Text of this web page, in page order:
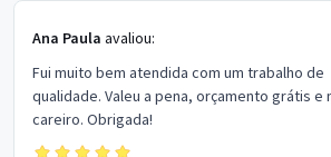
Ana Paula avaliou:
Fui muito bem atendida com um trabalho de
qualidade. Valeu a pena, orçamento grátis e
careiro. Obrigada!